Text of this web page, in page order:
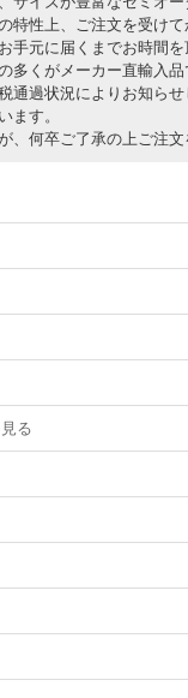
特性上、ご注文を受けて
手元に届くまでお時間を
多くがメーカー直輸入
通過状況によりお知ら
ます。
、何卒ご了承の上ご注文
る